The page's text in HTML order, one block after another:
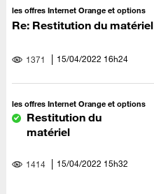
les offres Internet Orange et options
Re: Restitution du matériel
1371 ‎15/04/2022 16h24
les offres Internet Orange et options
Restitution du
matériel
1414 ‎15/04/2022 15h32